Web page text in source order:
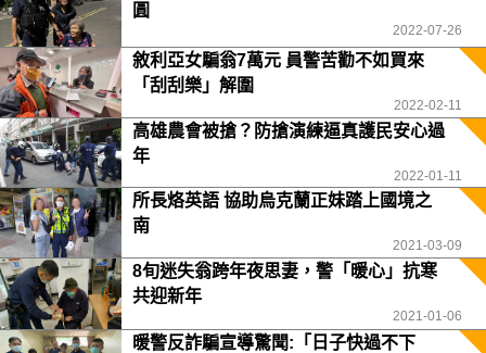
圓
2022-07-26
敘利亞女騙翁7萬元 員警苦勸不如買來
「刮刮樂」解圍
2022-02-11
高雄農會被搶？防搶演練逼真護民安心過
年
2022-01-11
所長烙英語 協助烏克蘭正妹踏上國境之
南
2021-03-09
8旬迷失翁跨年夜思妻，警「暖心」抗寒
共迎新年
2021-01-06
暖警反詐騙宣導驚聞:「日子快過不下